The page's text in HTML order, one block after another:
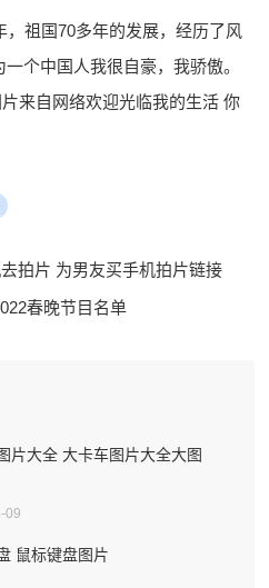
祖国70多年的发展，经历了风
个中国人我很自豪，我骄傲。
来自网络欢迎光临我的生活 你
拍片 为男友买手机拍片链接
春晚节目名单
片大全 大卡车图片大全大图
09
鼠标键盘图片